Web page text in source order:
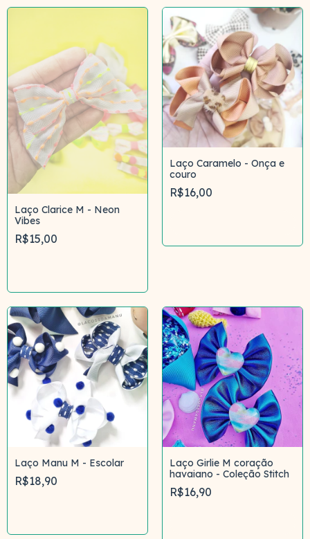
Laço Clarice M - Neon
Vibes
R$15,00
Laço Caramelo - Onça e
couro
R$16,00
Laço Manu M - Escolar
R$18,90
Laço Girlie M coração
havaiano - Coleção Stitch
R$16,90